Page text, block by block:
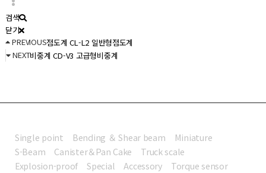
검색
닫기
PREVIOUS점도계 CL-L2 일반형점도계
NEXT비중계 CD-V3 고급형비중계
Single point Bending ＆ Shear beam
Miniature
S-Beam
Canister＆Pan Cake
Truck scale
Explosion-proof
Special Accessory
Torque sensor